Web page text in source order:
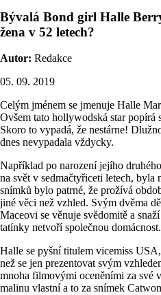
Bývalá Bond girl Halle
žena v 52 letech?
Autor: Redakce
05. 09. 2019
Celým jménem se jmenuje Halle
Ovšem tato hollywodská star popírá
Skoro to vypadá, že nestárne!
dnes nevypadala vždycky.
Například po narození jejího
na svět v sedmačtyřiceti letech, byla
snímků bylo patrné, že prožívá
jiné věci než vzhled. Svým dvěma
Maceovi se věnuje svědomitě a
tatínky netvoří společnou domácnost.
Halle se pyšní titulem vicemiss
než se jen prezentovat svým
mnoha filmovými oceněními za své
malinu vlastní a to za snímek